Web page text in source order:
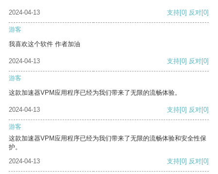
2024-04-13 支持[0] 反对[0]
游客
我喜欢这个软件 作者加油
2024-04-13 支持[0] 反对[0]
游客
这款加速器VPM应用程序已经为我们带来了无限的流畅体验。
2024-04-13 支持[0] 反对[0]
游客
这款加速器VPM应用程序已经为我们带来了无限的流畅体验和安全性保
护。
2024-04-13
支持[0] 反对[0]